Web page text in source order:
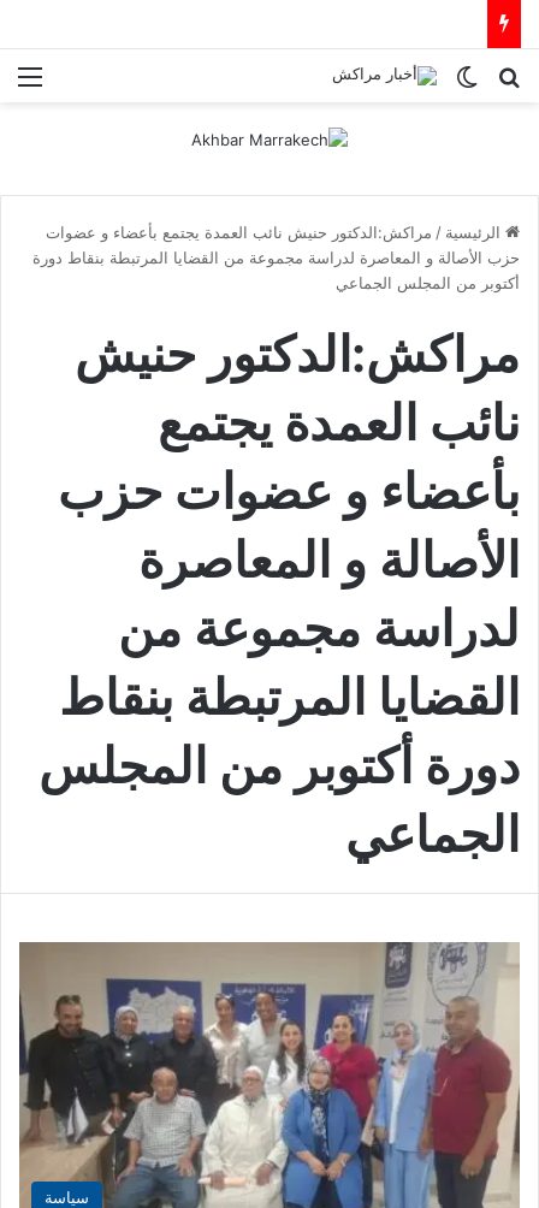
بحث عنالوضع المظلم
الرئيسية / مراكش:الدكتور حنيش نائب العمدة يجتمع بأعضاء و عضوات
حزب الأصالة و المعاصرة لدراسة مجموعة من القضايا المرتبطة بنقاط دورة
أكتوبر من المجلس الجماعي
مراكش:الدكتور حنيش
نائب العمدة يجتمع
بأعضاء و عضوات حزب
الأصالة و المعاصرة
لدراسة مجموعة من
القضايا المرتبطة بنقاط
دورة أكتوبر من المجلس
الجماعي
سياسة